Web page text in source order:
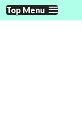
Skip
to
Top Menu